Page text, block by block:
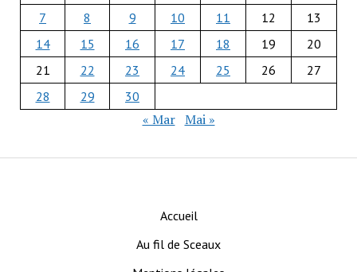
7
8 9 10 11 12
13
14
15 16 17 18 19
20
21
22 23 24 25 26
27
28
29 30
« Mar Mai »
Accueil
Au fil de Sceaux